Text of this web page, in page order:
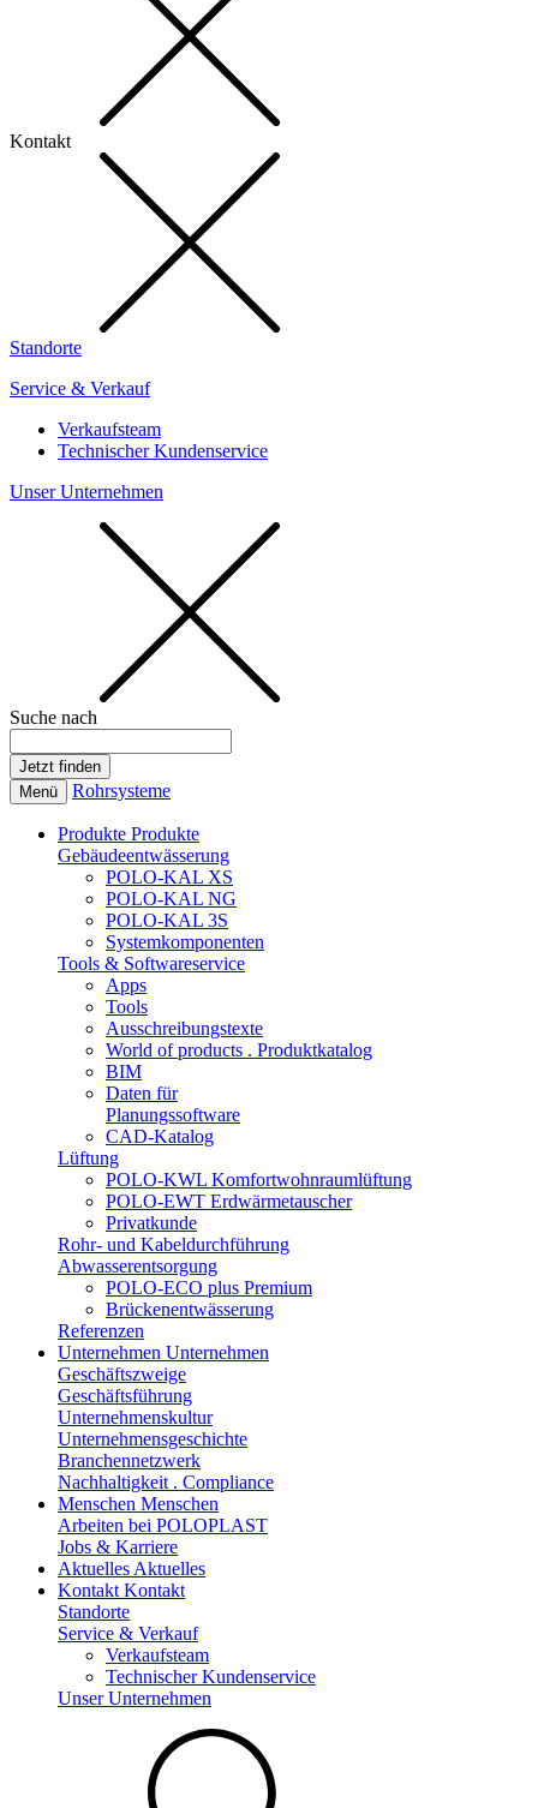
Kontakt
Standorte
Service & Verkauf
Verkaufsteam
Technischer Kundenservice
Unser Unternehmen
Suche nach
Menü Rohrsysteme
Produkte Produkte
Gebäudeentwässerung
POLO-KAL XS
POLO-KAL NG
POLO-KAL 3S
Systemkomponenten
Tools & Softwareservice
Apps
Tools
Ausschreibungstexte
World of products . Produktkatalog
BIM
Daten für
Planungssoftware
CAD-Katalog
Lüftung
POLO-KWL Komfortwohnraumlüftung
POLO-EWT Erdwärmetauscher
Privatkunde
Rohr- und Kabeldurchführung
Abwasserentsorgung
POLO-ECO plus Premium
Brückenentwässerung
Referenzen
Unternehmen Unternehmen
Geschäftszweige
Geschäftsführung
Unternehmenskultur
Unternehmensgeschichte
Branchennetzwerk
Nachhaltigkeit . Compliance
Menschen Menschen
Arbeiten bei POLOPLAST
Jobs & Karriere
Aktuelles Aktuelles
Kontakt Kontakt
Standorte
Service & Verkauf
Verkaufsteam
Technischer Kundenservice
Unser Unternehmen